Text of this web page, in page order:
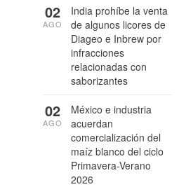
India prohíbe la venta
de algunos licores de
Diageo e Inbrew por
infracciones
relacionadas con
saborizantes
02
AGO
México e industria
acuerdan
comercialización del
maíz blanco del ciclo
Primavera-Verano
2026
02
AGO